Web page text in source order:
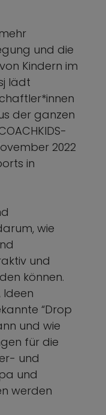
und die
Kindern im
lädt
der ganzen
2022
in
wie
und
können.
Ideen
“Drop
und wie
für die
und
und
werden